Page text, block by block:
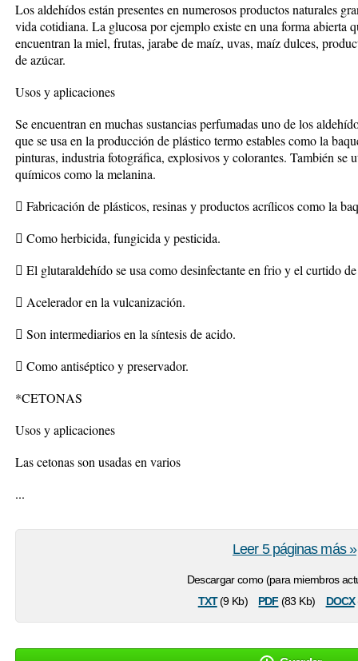
Los aldehídos están presentes en numerosos productos naturales
vida cotidiana. La glucosa por ejemplo existe en una forma abierta
encuentran la miel, frutas, jarabe de maíz, uvas, maíz dulces,
de azúcar.
Usos y aplicaciones
Se encuentran en muchas sustancias perfumadas uno de los
que se usa en la producción de plástico termo estables como la
pinturas, industria fotográfica, explosivos y colorantes. También se
químicos como la melanina.
 Fabricación de plásticos, resinas y productos acrílicos como la
 Como herbicida, fungicida y pesticida.
 El glutaraldehído se usa como desinfectante en frio y el curtido
 Acelerador en la vulcanización.
 Son intermediarios en la síntesis de acido.
 Como antiséptico y preservador.
*CETONAS
Usos y aplicaciones
Las cetonas son usadas en varios
...
Descargar como (para miembros
txt(9 Kb) pdf (83 Kb) docx
Leer 5 páginas más »